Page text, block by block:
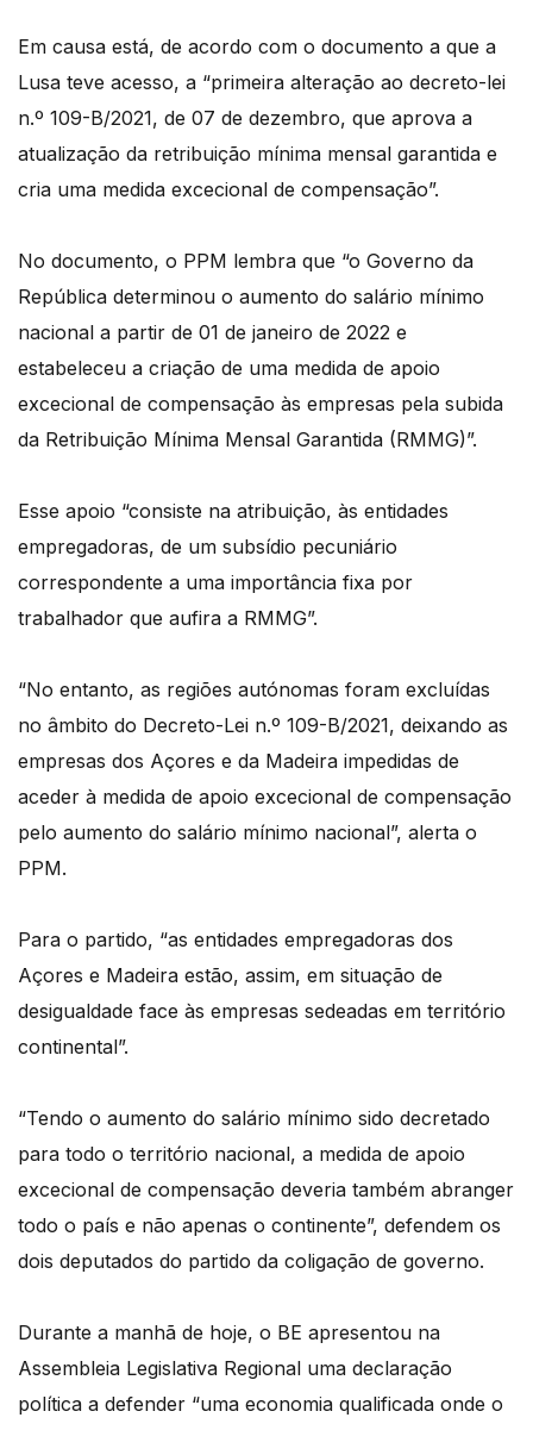
Em causa está, de acordo com o documento a que a
Lusa teve acesso, a “primeira alteração ao decreto-lei
n.º 109-B/2021, de 07 de dezembro, que aprova a
atualização da retribuição mínima mensal garantida e
cria uma medida excecional de compensação”.
No documento, o PPM lembra que “o Governo da
República determinou o aumento do salário mínimo
nacional a partir de 01 de janeiro de 2022 e
estabeleceu a criação de uma medida de apoio
excecional de compensação às empresas pela subida
da Retribuição Mínima Mensal Garantida (RMMG)”.
Esse apoio “consiste na atribuição, às entidades
empregadoras, de um subsídio pecuniário
correspondente a uma importância fixa por
trabalhador que aufira a RMMG”.
“No entanto, as regiões autónomas foram excluídas
no âmbito do Decreto-Lei n.º 109-B/2021, deixando as
empresas dos Açores e da Madeira impedidas de
aceder à medida de apoio excecional de compensação
pelo aumento do salário mínimo nacional”, alerta o
PPM.
Para o partido, “as entidades empregadoras dos
Açores e Madeira estão, assim, em situação de
desigualdade face às empresas sedeadas em território
continental”.
“Tendo o aumento do salário mínimo sido decretado
para todo o território nacional, a medida de apoio
excecional de compensação deveria também abranger
todo o país e não apenas o continente”, defendem os
dois deputados do partido da coligação de governo.
Durante a manhã de hoje, o BE apresentou na
Assembleia Legislativa Regional uma declaração
política a defender “uma economia qualificada onde o